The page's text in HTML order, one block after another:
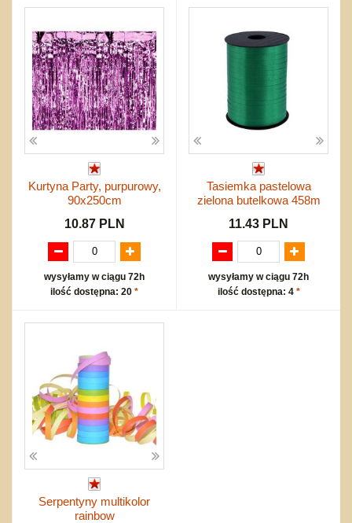
Kurtyna Party, purpurowy,
90x250cm
10.87 PLN
wysyłamy w ciągu 72h
ilość dostępna: 20 *
Tasiemka pastelowa
zielona butelkowa 458m
11.43 PLN
wysyłamy w ciągu 72h
ilość dostępna: 4 *
Serpentyny multikolor
rainbow